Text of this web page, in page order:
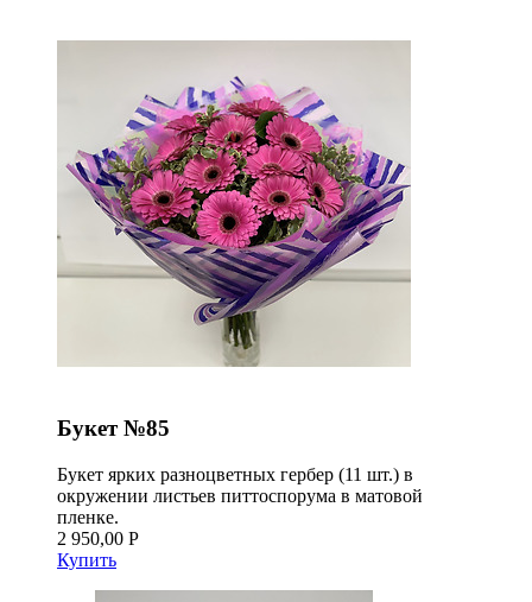
Букет №85
Букет ярких разноцветных гербер (11 шт.) в
окружении листьев питтоспорума в матовой
пленке.
2 950,00 Р
Купить